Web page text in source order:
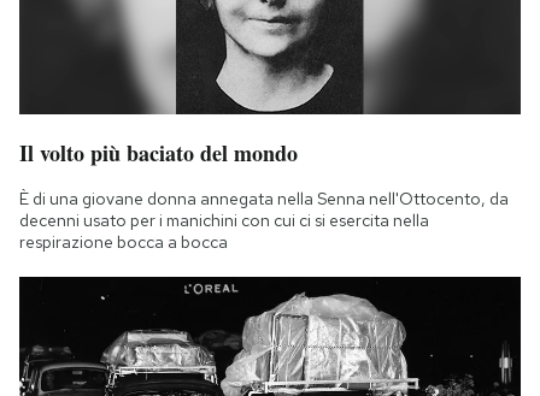
Il volto più baciato del mondo
È di una giovane donna annegata nella Senna nell'Ottocento, da
decenni usato per i manichini con cui ci si esercita nella
respirazione bocca a bocca